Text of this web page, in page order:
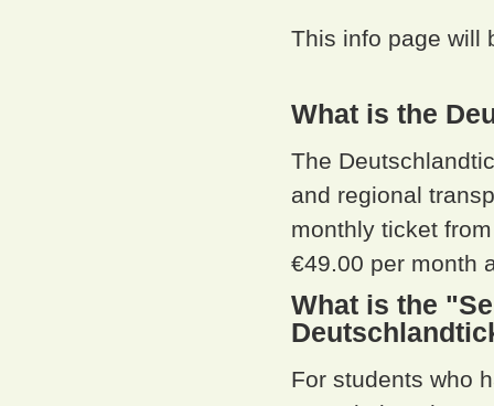
This info page will
What is the
The
and regional
monthly ticket
€49.00 per month
What is the
For students who